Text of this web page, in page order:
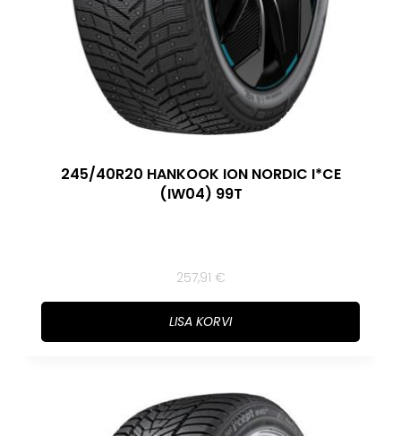
245/40R20 HANKOOK ION NORDIC I*CE
(IW04) 99T
257,91 €
LISA KORVI